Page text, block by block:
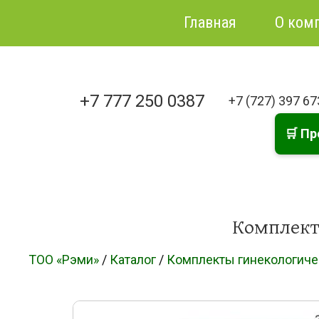
Главная О
+7 777 250 0387 +7 (727) 397
🛒
ТОО «Рэми» / Каталог / Комплекты